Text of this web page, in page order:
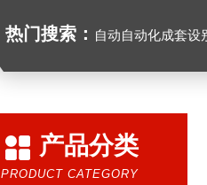
热门搜索： 自动自动化成套设别及配件，机械设备（除特种设备）及配件制造，加工（以上限分支机构经营），设计，批发，零售，模具，五金制品，工具加工（限分支机构经营），设计，批
产品分类
PRODUCT CATEGORY